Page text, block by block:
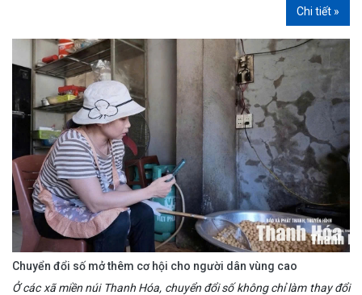
Chi tiết »
Chuyển đổi số mở thêm cơ hội cho người dân vùng cao
Ở các xã miền núi Thanh Hóa, chuyển đổi số không chỉ làm thay đổi